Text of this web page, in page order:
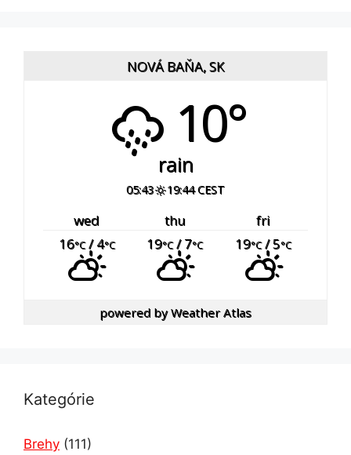
NOVÁ BAŇA, SK
10°
rain
05:43 19:44 CEST
wed thu
fri
16°C/ 4°C 19°C/ 7°C 19°C/ 5°C
powered byWeather Atlas
Kategórie
Brehy (111)